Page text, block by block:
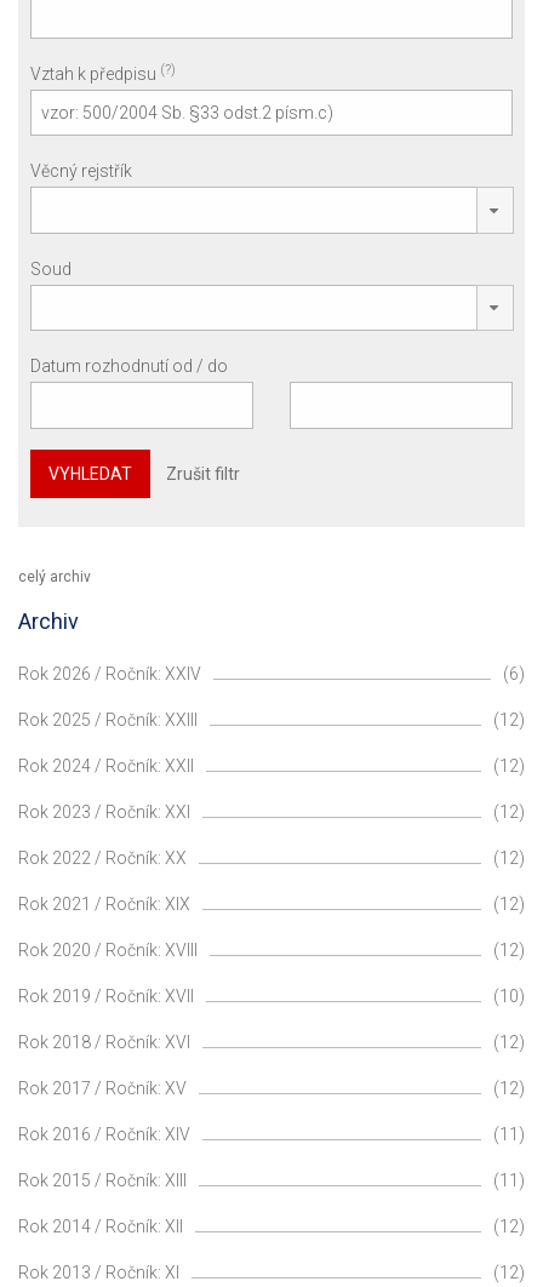
Vztah k předpisu (?)
Věcný rejstřík
Soud
Datum rozhodnutí od / do
VYHLEDAT Zrušit filtr
celý archiv
Archiv
Rok 2026 / Ročník: XXIV (6)
Rok 2025 / Ročník: XXIII (12)
Rok 2024 / Ročník: XXII (12)
Rok 2023 / Ročník: XXI (12)
Rok 2022 / Ročník: XX (12)
Rok 2021 / Ročník: XIX (12)
Rok 2020 / Ročník: XVIII (12)
Rok 2019 / Ročník: XVII (10)
Rok 2018 / Ročník: XVI (12)
Rok 2017 / Ročník: XV (12)
Rok 2016 / Ročník: XIV (11)
Rok 2015 / Ročník: XIII (11)
Rok 2014 / Ročník: XII (12)
Rok 2013 / Ročník: XI (12)